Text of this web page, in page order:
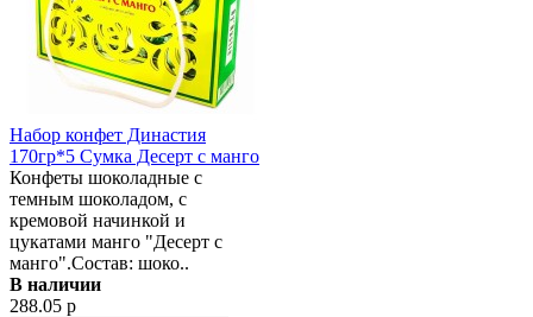
Набор конфет Династия
170гр*5 Сумка Десерт с манго
Конфеты шоколадные с
темным шоколадом, с
кремовой начинкой и
цукатами манго "Десерт с
манго".Состав: шоко..
В наличии
288.05 р